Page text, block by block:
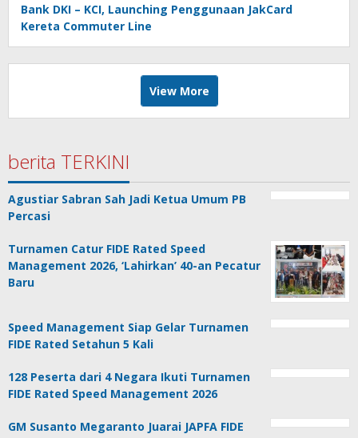
Bank DKI – KCI, Launching Penggunaan JakCard
Kereta Commuter Line
View More
berita TERKINI
Agustiar Sabran Sah Jadi Ketua Umum PB
Percasi
Turnamen Catur FIDE Rated Speed
Management 2026, ‘Lahirkan’ 40-an Pecatur
Baru
Speed Management Siap Gelar Turnamen
FIDE Rated Setahun 5 Kali
128 Peserta dari 4 Negara Ikuti Turnamen
FIDE Rated Speed Management 2026
GM Susanto Megaranto Juarai JAPFA FIDE